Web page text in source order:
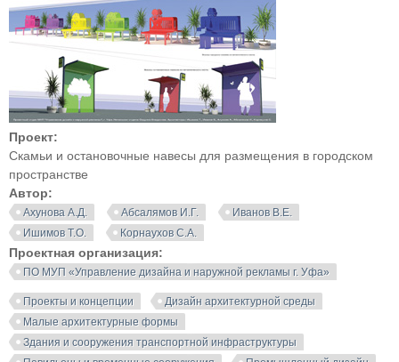
Проект:
Скамьи и остановочные навесы для размещения в городском
пространстве
Автор:
Ахунова А.Д. Абсалямов И.Г.
Иванов В.Е.
Ишимов Т.О.
Корнаухов С.А.
Проектная организация:
ПО МУП «Управление дизайна и наружной рекламы г. Уфа»
Проекты и концепции
Дизайн архитектурной среды
Малые архитектурные формы
Здания и сооружения транспортной инфраструктуры